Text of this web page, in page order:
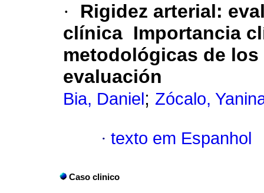
·
Rigidez arterial:
clínica Importancia
metodológicas de
evaluación
Bia, Daniel ; Zócalo,
· texto em Espanhol
Caso clinico